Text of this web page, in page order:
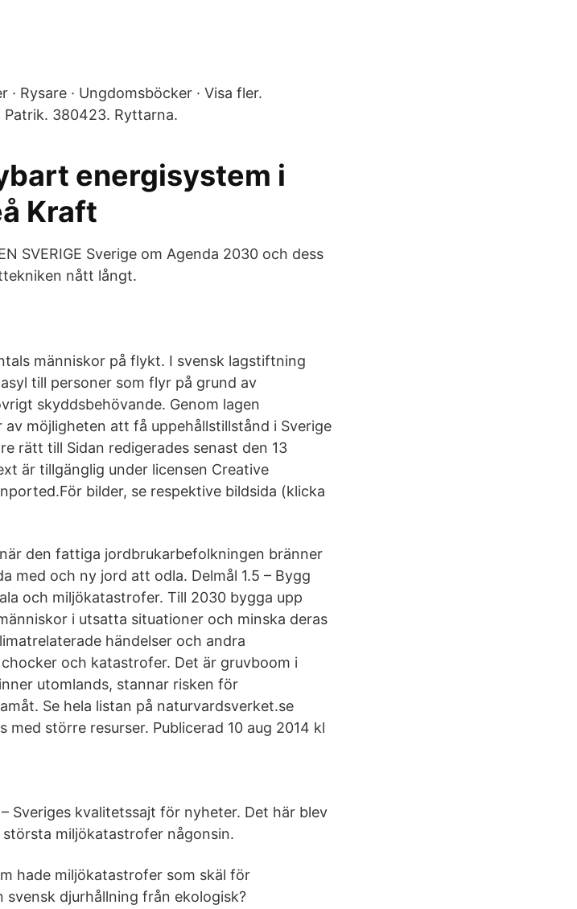
Rysare · Ungdomsböcker · Visa fler.
Patrik. 380423. Ryttarna.
energisystem i
Kraft
SVERIGE Sverige om Agenda 2030 och dess
nått långt.
människor på flykt. I svensk lagstiftning
till personer som flyr på grund av
skyddsbehövande. Genom lagen
möjligheten att få uppehållstillstånd i Sverige
rätt till Sidan redigerades senast den 13
är tillgänglig under licensen Creative
bilder, se respektive bildsida (klicka
den fattiga jordbrukarbefolkningen bränner
med och ny jord att odla. Delmål 1.5 – Bygg
och miljökatastrofer. Till 2030 bygga upp
i utsatta situationer och minska deras
händelser och andra
och katastrofer. Det är gruvboom i
utomlands, stannar risken för
Se hela listan på naturvardsverket.se
större resurser. Publicerad 10 aug 2014 kl
Sveriges kvalitetssajt för nyheter. Det här blev
miljökatastrofer någonsin.
hade miljökatastrofer som skäl för
svensk djurhållning från ekologisk?